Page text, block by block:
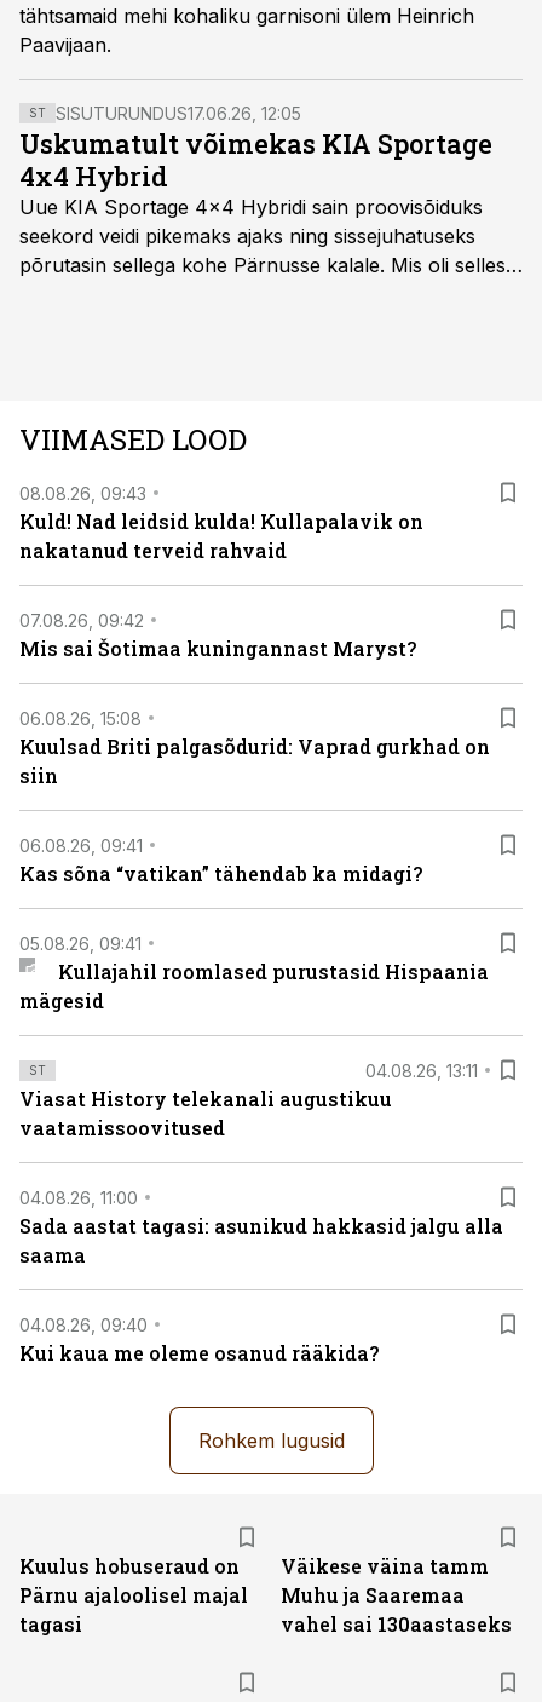
tähtsamaid mehi kohaliku garnisoni ülem Heinrich
Paavijaan.
ST SISUTURUNDUS17.06.26, 12:05
Uskumatult võimekas KIA Sportage
4x4 Hybrid
Uue KIA Sportage 4x4 Hybridi sain proovisõiduks
seekord veidi pikemaks ajaks ning sissejuhatuseks
põrutasin sellega kohe Pärnusse kalale. Mis oli selles
VIIMASED LOOD
08.08.26, 09:43
Kuld! Nad leidsid kulda! Kullapalavik on
nakatanud terveid rahvaid
07.08.26, 09:42
Mis sai Šotimaa kuningannast Maryst?
06.08.26, 15:08
Kuulsad Briti palgasõdurid: Vaprad gurkhad on
siin
06.08.26, 09:41
Kas sõna “vatikan” tähendab ka midagi?
05.08.26, 09:41
Kullajahil roomlased purustasid Hispaania
mägesid
ST 04.08.26, 13:11
Viasat History telekanali augustikuu
vaatamissoovitused
04.08.26, 11:00
Sada aastat tagasi: asunikud hakkasid jalgu alla
saama
04.08.26, 09:40
Kui kaua me oleme osanud rääkida?
Rohkem lugusid
Kuulus hobuseraud on
Pärnu ajaloolisel majal
tagasi
Väikese väina tamm
Muhu ja Saaremaa
vahel sai 130aastaseks